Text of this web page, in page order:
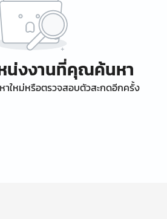
น่งงานที่คุณค้นหา
าใหม่หรือตรวจสอบตัวสะกดอีกครั้ง